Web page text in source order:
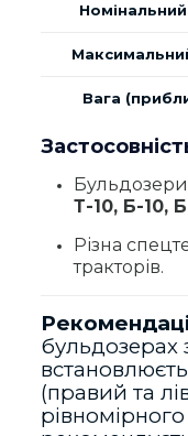
Вага
Бульдозери
Т-10, Б-10,
Різна
тракторів.
бульдозерах
(правий та